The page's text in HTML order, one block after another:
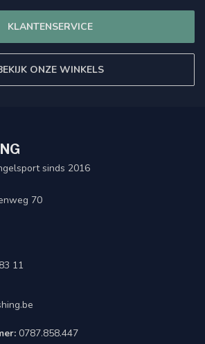
KLANTENSERVICE
ONZE WINKELS
sinds 2016
70
11
0787.858.447